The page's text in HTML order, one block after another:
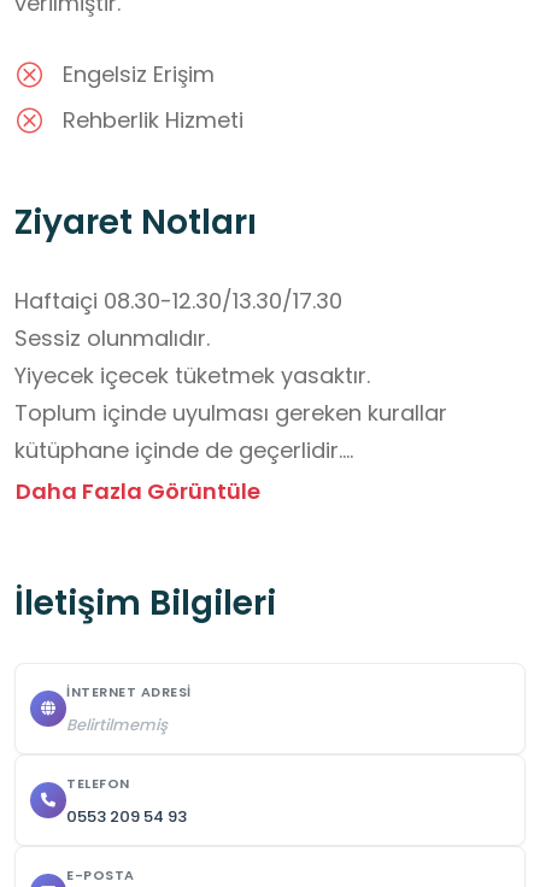
Engelsiz Erişim
Rehberlik Hizmeti
Ziyaret Notları
Haftaiçi 08.30-12.30/13.30/17.30
Sessiz olunmalıdır.
Yiyecek içecek tüketmek yasaktır.
Toplum içinde uyulması gereken kurallar
kütüphane içinde de geçerlidir.
Kütüphane kuralları bilinmelidir.
Daha Fazla Görüntüle
İletişim Bilgileri
İNTERNET ADRESI
Belirtilmemiş
TELEFON
0553 209 54 93
E-POSTA